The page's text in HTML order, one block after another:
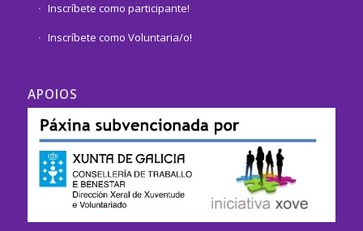
Inscríbete como participante!
Inscríbete como Voluntaria/o!
APOIOS